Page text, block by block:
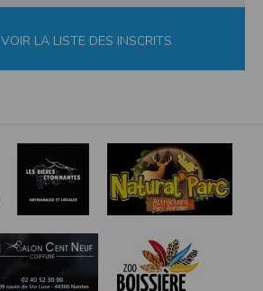
VOIR LA LISTE DES INSCRITS